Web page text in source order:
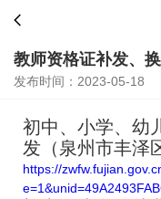
教师资格证补发、
发布时间：2023-05-18
初中、小学、幼
发（泉州市丰泽
https://